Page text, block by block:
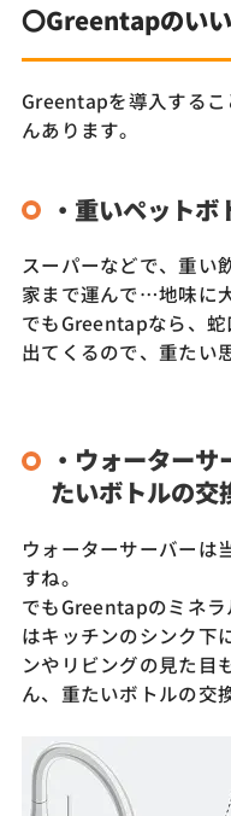
〇Greentapのい
Greentapを導入する
んあります。
・重いペット
スーパーなどで、重い
家まで運んで…地味に
でもGreentapなら、
出てくるので、重たい
・ウォーター
たいボトルの交
ウォーターサーバーは
すね。
でもGreentapのミネ
はキッチンのシンク下
ンやリビングの見た目
ん、重たいボトルの交